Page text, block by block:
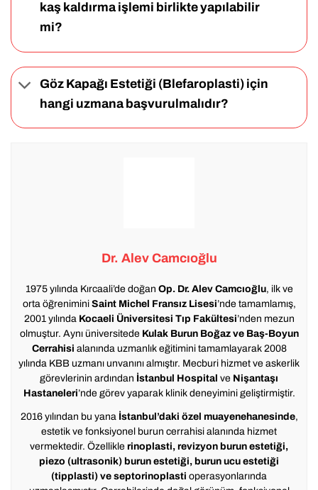
kaş kaldırma işlemi birlikte yapılabilir
mi?
Göz Kapağı Estetiği (Blefaroplasti) için
hangi uzmana başvurulmalıdır?
Dr. Alev Camcıoğlu
1975 yılında Kırcaali’de doğan Op. Dr. Alev Camcıoğlu, ilk ve
orta öğrenimini Saint Michel Fransız Lisesi’nde tamamlamış,
2001 yılında Kocaeli Üniversitesi Tıp Fakültesi’nden mezun
olmuştur. Aynı üniversitede Kulak Burun Boğaz ve Baş-Boyun
Cerrahisi alanında uzmanlık eğitimini tamamlayarak 2008
yılında KBB uzmanı unvanını almıştır. Mecburi hizmet ve askerlik
görevlerinin ardından İstanbul Hospital ve Nişantaşı
Hastaneleri’nde görev yaparak klinik deneyimini geliştirmiştir.
2016 yılından bu yana İstanbul’daki özel muayenehanesinde,
estetik ve fonksiyonel burun cerrahisi alanında hizmet
vermektedir. Özellikle rinoplasti, revizyon burun estetiği,
piezo (ultrasonik) burun estetiği, burun ucu estetiği
(tipplasti) ve septorinoplasti operasyonlarında